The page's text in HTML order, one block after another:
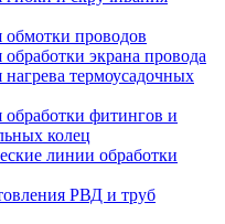
обмотки проводов
экрана провода
термоусадочных
обработки фитингов и
колец
линии обработки
РВД и труб